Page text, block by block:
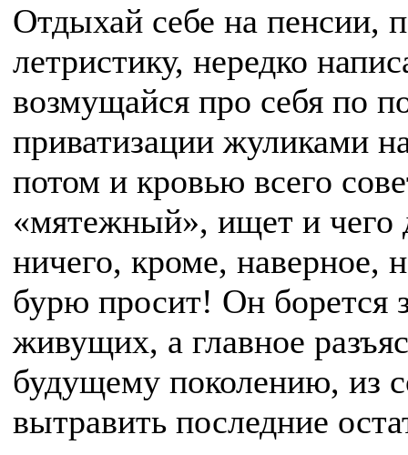
Отдыхай себе на пенсии,
летристику, нередко
возмущай­ся про себя по
приватизации жуликами
потом и кровью всего
«мятежный», ищет и чего
ничего, кроме, наверное,
бурю просит! Он борется
живущих, а главное
будущему поколению, из
вытравить последние